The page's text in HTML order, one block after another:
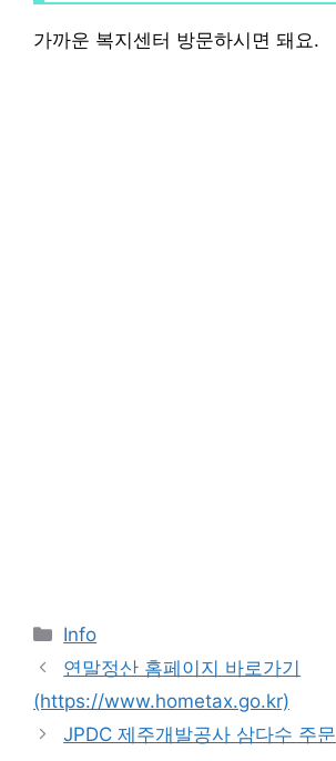
가까운 복지센터 방문하시면 돼요.
Categories
Info
연말정산 홈페이지 바로가기
(https://www.hometax.go.kr)
JPDC 제주개발공사 삼다수 주문